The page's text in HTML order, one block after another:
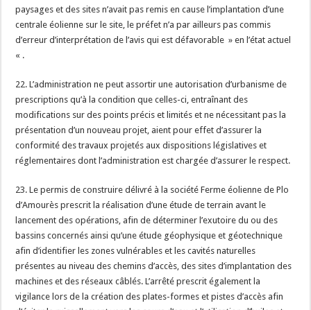
paysages et des sites n’avait pas remis en cause l’implantation d’une
centrale éolienne sur le site, le préfet n’a par ailleurs pas commis
d’erreur d’interprétation de l’avis qui est défavorable » en l’état actuel
« .
22. L’administration ne peut assortir une autorisation d’urbanisme de
prescriptions qu’à la condition que celles-ci, entraînant des
modifications sur des points précis et limités et ne nécessitant pas la
présentation d’un nouveau projet, aient pour effet d’assurer la
conformité des travaux projetés aux dispositions législatives et
réglementaires dont l’administration est chargée d’assurer le respect.
23. Le permis de construire délivré à la société Ferme éolienne de Plo
d’Amourès prescrit la réalisation d’une étude de terrain avant le
lancement des opérations, afin de déterminer l’exutoire du ou des
bassins concernés ainsi qu’une étude géophysique et géotechnique
afin d’identifier les zones vulnérables et les cavités naturelles
présentes au niveau des chemins d’accès, des sites d’implantation des
machines et des réseaux câblés. L’arrêté prescrit également la
vigilance lors de la création des plates-formes et pistes d’accès afin